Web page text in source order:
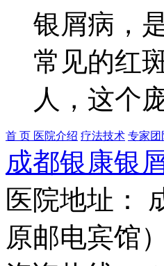
银屑病，
常见的红
人，这个
首 页 医院介绍 疗法技术 专家团
成都银康银
医院地址：
原邮电宾馆）